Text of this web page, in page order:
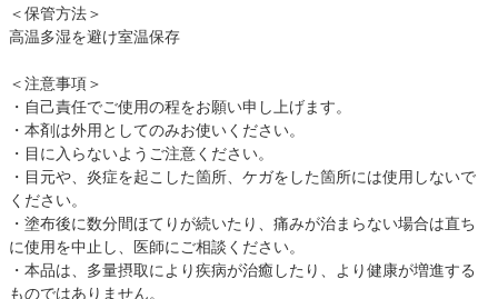
＜保管方法＞
高温多湿を避け室温保存
＜注意事項＞
・自己責任でご使用の程をお願い申し上げます。
・本剤は外用としてのみお使いください。
・目に入らないようご注意ください。
・目元や、炎症を起こした箇所、ケガをした箇所には使用しないで
ください。
・塗布後に数分間ほてりが続いたり、痛みが治まらない場合は直ち
に使用を中止し、医師にご相談ください。
・本品は、多量摂取により疾病が治癒したり、より健康が増進する
ものではありません。